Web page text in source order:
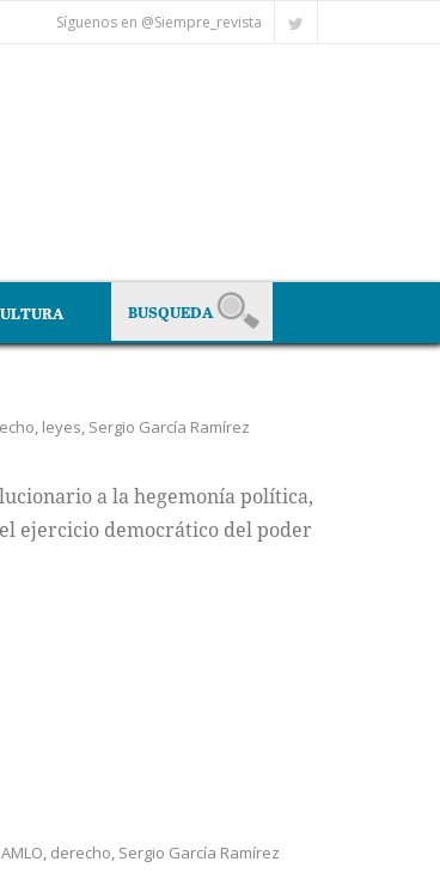
Síguenos en @Siempre_revista
, leyes, Sergio García Ramírez
a la hegemonía política,
ejercicio democrático del poder
AMLO derecho Sergio García Ramírez